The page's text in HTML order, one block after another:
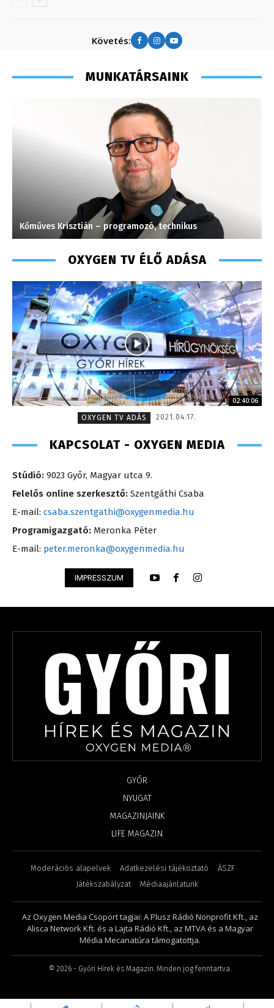
Követés:
MUNKATÁRSAINK
Kőműves Krisztián – programozó, technikus
OXYGEN TV ÉLŐ ADÁSA
02:40:06
OXYGEN TV ADÁS
2021.04.17.
KAPCSOLAT - OXYGEN MEDIA
Stúdió: 9023 Győr, Magyar utca 9.
Felelős online szerkesztő: Szentgáthi Csaba
E-mail: csaba.szentgathi@oxygenmedia.hu
Programigazgató: Meronka Péter
E-mail: peter.meronka@oxygenmedia.hu
IMPRESSZUM
GYŐR
NYUGAT
MAGAZINJAINK
LIFE MAGAZIN
Moderációs alapelvek Adatkezelési tájékoztató
ÁSZF
Játékszabályzat
Médiaajánlatunk
Az Oxygen Media Csoport tagjai: A Plusz Rádió Nonprofit Kft., az
Alisca Network Kft. és a Lajta Rádió Kft., az MTVA és a Magyar
Média Mecanatúra támogatottja.
© 2026 - Győri Hírek és Magazin. Minden jog fenntartva.